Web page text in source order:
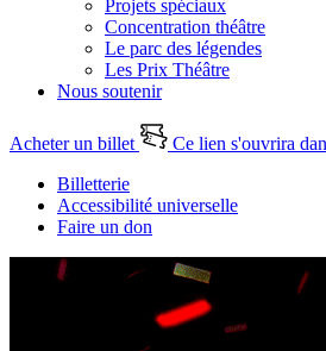
Projets spéciaux
Concentration théâtre
Le parc des légendes
Les Prix Théâtre
Nous soutenir
Acheter un billet
Ce lien s'ouvrira
Billetterie
Accessibilité universelle
Faire un don